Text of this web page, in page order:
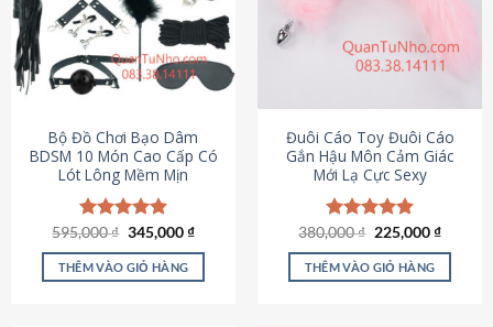
Các
tùy
chọn
có
chọn
trên
trang
sản
phẩm
chọn
chọn
trên
trang
sản
phẩm
Bộ Đồ Chơi Bạo Dâm
BDSM 10 Món Cao Cấp Có
Lót Lông Mềm Mịn
Được xếp
hạng4.88
5 sao
595,000₫ Giá
là:
595,000 ₫.
345,000₫Giá
tại
THÊM VÀO GIỎ HÀNG
Đuôi Cáo Toy Đuôi Cáo
Gắn Hậu Môn Cảm Giác
Mới Lạ Cực Sexy
Được xếp
hạng4.88
5 sao
380,000₫ Giá
là:
380,000 ₫.
225,000₫Giá
tại
THÊM VÀO GIỎ HÀNG